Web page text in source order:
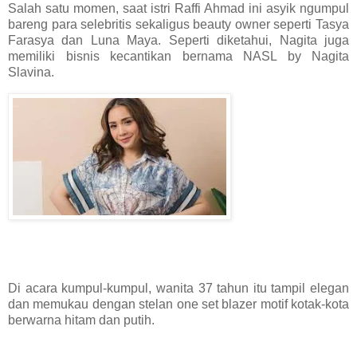
Salah satu momen, saat istri Raffi Ahmad ini asyik ngumpul
bareng para selebritis sekaligus beauty owner seperti Tasya
Farasya dan Luna Maya. Seperti diketahui, Nagita juga
memiliki bisnis kecantikan bernama NASL by Nagita
Slavina.
Di acara kumpul-kumpul, wanita 37 tahun itu tampil elegan
dan memukau dengan stelan one set blazer motif kotak-kota
berwarna hitam dan putih.